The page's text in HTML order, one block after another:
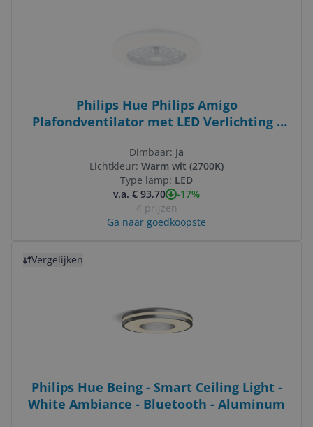
Philips Hue Philips Amigo
Plafondventilator met LED Verlichting -
Dimbaar: Ja
Lichtkleur: Warm wit (2700K)
Type lamp: LED
v.a. € 93,70
-17%
4 prijzen
Ga naar goedkoopste
Vergelijken
Philips Hue Being - Smart Ceiling Light -
White Ambiance - Bluetooth - Aluminum